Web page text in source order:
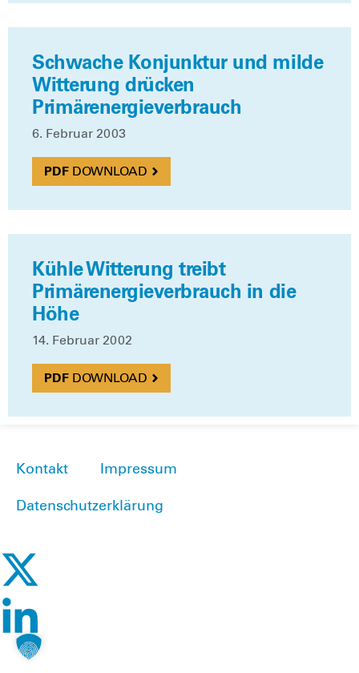
Schwache Konjunktur und milde
Witterung drücken
Primärenergieverbrauch
6. Febru­ar 2003
DOWN­LOAD
Kühle Witterung treibt
Primärenergieverbrauch in die
Höhe
14. Febru­ar 2002
DOWN­LOAD
Kontakt Impressum
Datenschutzerklärung